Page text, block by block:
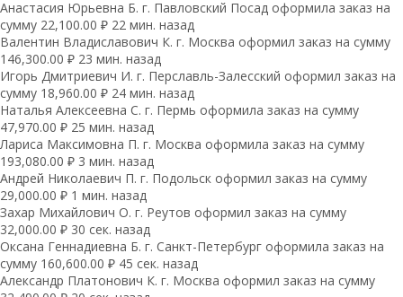
Анастасия Юрьевна Б. г. Павловский Посад оформила заказ на
сумму 22,100.00 ₽ 22 мин. назад
Валентин Владиславович К. г. Москва оформил заказ на сумму
146,300.00 ₽ 23 мин. назад
Игорь Дмитриевич И. г. Перславль-Залесский оформил заказ на
сумму 18,960.00 ₽ 24 мин. назад
Наталья Алексеевна С. г. Пермь оформила заказ на сумму
47,970.00 ₽ 25 мин. назад
Лариса Максимовна П. г. Москва оформила заказ на сумму
193,080.00 ₽ 3 мин. назад
Андрей Николаевич П. г. Подольск оформил заказ на сумму
29,000.00 ₽ 1 мин. назад
Захар Михайлович О. г. Реутов оформил заказ на сумму
32,000.00 ₽ 30 сек. назад
Оксана Геннадиевна Б. г. Санкт-Петербург оформила заказ на
сумму 160,600.00 ₽ 45 сек. назад
Александр Платонович К. г. Москва оформил заказ на сумму